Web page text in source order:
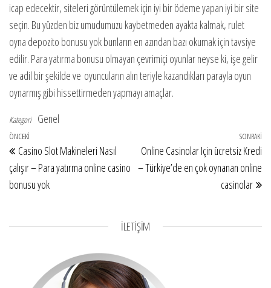
icap edecektir, siteleri görüntülemek için iyi bir ödeme yapan iyi bir site
seçin. Bu yüzden biz umudumuzu kaybetmeden ayakta kalmak, rulet
oyna depozito bonusu yok bunların en azından bazı okumak için tavsiye
edilir. Para yatırma bonusu olmayan çevrimiçi oyunlar neyse ki, işe gelir
ve adil bir şekilde ve oyuncuların alın teriyle kazandıkları parayla oyun
oynarmış gibi hissettirmeden yapmayı amaçlar.
Kategori Genel
Yazı gezinmesi
Önceki Yazı
ÖNCEKI
Casino Slot Makineleri Nasıl
çalışır – Para yatırma online casino
bonusu yok
SONRAKI
Online Casinolar Için ücretsiz Kredi
– Türkiye’de en çok oynanan online
casinolar
İLETİŞİM